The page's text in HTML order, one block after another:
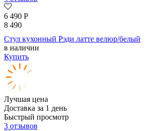
6 490 Р
8 490
Стул кухонный Рэди латте велюр/белый
в наличии
Купить
Лучшая цена
Доставка за 1 день
Быстрый просмотр
3 отзывов